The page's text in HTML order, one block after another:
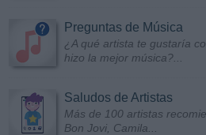
Preguntas de Música
¿A qué artista te gustaría
hizo la mejor música?...
Saludos de Artistas
Más de 100 artistas
Bon Jovi, Camila...